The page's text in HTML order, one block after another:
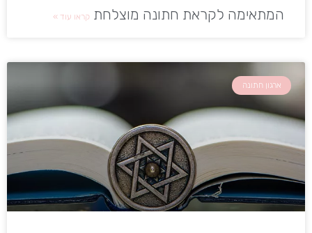
המתאימה לקראת חתונה מוצלחת קראו עוד »
ארגון חתונה